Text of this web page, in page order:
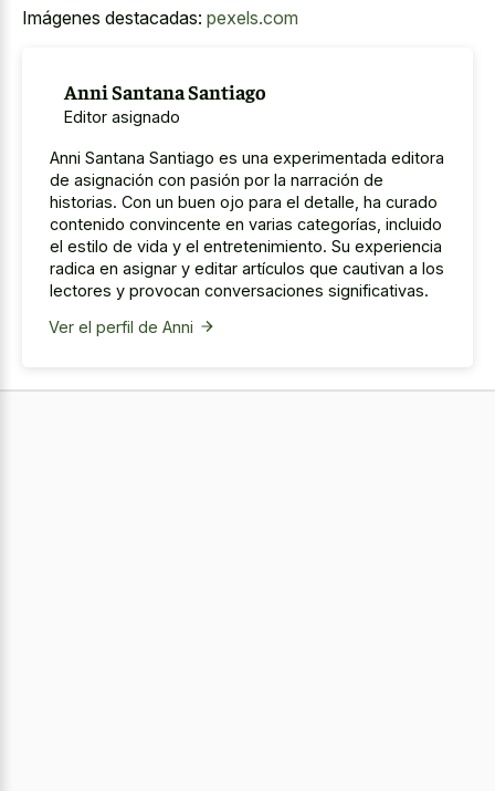
Imágenes destacadas: pexels.com
Anni Santana Santiago
Editor asignado
Anni Santana Santiago es una experimentada editora
de asignación con pasión por la narración de
historias. Con un buen ojo para el detalle, ha curado
contenido convincente en varias categorías, incluido
el estilo de vida y el entretenimiento. Su experiencia
radica en asignar y editar artículos que cautivan a los
lectores y provocan conversaciones significativas.
Ver el perfil de Anni